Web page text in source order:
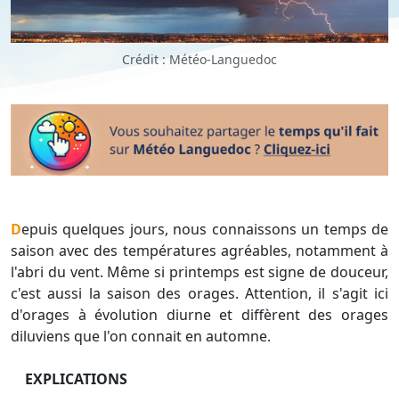
Crédit : Météo-Languedoc
Depuis quelques jours, nous connaissons un temps de
saison avec des températures agréables, notamment à
l'abri du vent. Même si printemps est signe de douceur,
c'est aussi la saison des orages. Attention, il s'agit ici
d'orages à évolution diurne et diffèrent des orages
diluviens que l'on connait en automne.
EXPLICATIONS